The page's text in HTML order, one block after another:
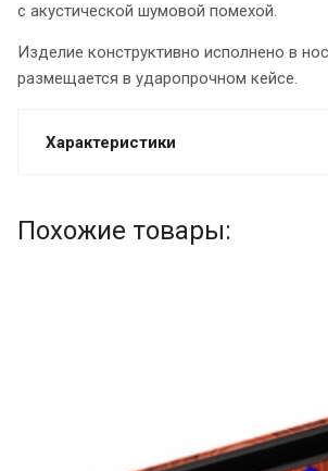
с акустической шумовой помехой.
Изделие конструктивно исполнено в
размещается в ударопрочном кейсе.
Характеристики
Похожие товары: